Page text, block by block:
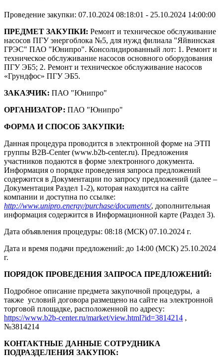
Проведение закупки: 07.10.2024 08:18:01 - 25.10.2024 14:00:00
ПРЕДМЕТ ЗАКУПКИ: Ремонт и техническое обслуживание
насосов ПГУ энергоблока №5, для нужд филиала "Яйвинская
ГРЭС" ПАО "Юнипро". Консолидированный лот: 1. Ремонт и
техническое обслуживание насосов основного оборудования
ПГУ ЭБ5; 2. Ремонт и техническое обслуживание насосов
«Грундфос» ПГУ ЭБ5.
ЗАКАЗЧИК: ПАО "Юнипро"
ОРГАНИЗАТОР: ПАО "Юнипро"
ФОРМА И СПОСОБ ЗАКУПКИ:
Данная процедура проводится в электронной форме на ЭТП
группы B2B-Center (www.b2b-center.ru). Предложения
участников подаются в форме электронного документа.
Информация о порядке проведения запроса предложений
содержится в Документации по запросу предложений (далее –
Документация Раздел 1-2), которая находится на сайте
компании и доступна по ссылке:
http://www.unipro.energy/purchase/documents/, дополнительная
информация содержится в Информационной карте (Раздел 3).
Дата объявления процедуры: 08:18 (МСК) 07.10.2024 г.
Дата и время подачи предложений: до 14:00 (МСК) 25.10.2024
г.
ПОРЯДОК ПРОВЕДЕНИЯ ЗАПРОСА ПРЕДЛОЖЕНИЙ:
Подробное описание предмета закупочной процедуры, а
также условий договора размещено на сайте на электронной
торговой площадке, расположенной по адресу:
https://www.b2b-center.ru/market/view.html?id=3814214 ,
№3814214
КОНТАКТНЫЕ ДАННЫЕ СОТРУДНИКА
ПОДРАЗДЕЛЕНИЯ ЗАКУПОК: